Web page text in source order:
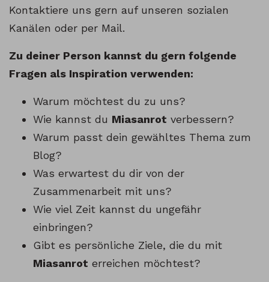
Kontaktiere uns gern auf unseren sozialen
Kanälen oder per Mail.
Zu deiner Person kannst du gern folgende
Fragen als Inspiration verwenden:
Warum möchtest du zu uns?
Wie kannst du Miasanrot verbessern?
Warum passt dein gewähltes Thema zum
Blog?
Was erwartest du dir von der
Zusammenarbeit mit uns?
Wie viel Zeit kannst du ungefähr
einbringen?
Gibt es persönliche Ziele, die du mit
Miasanrot erreichen möchtest?